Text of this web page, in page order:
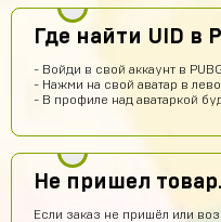
Где найти UID в
- Войди в свой аккаунт в
- Нажми на свой аватар в
- В профиле над аватаркой
Не пришел
Если заказ не пришёл или
Данил Алашов
Хомяк
Привет